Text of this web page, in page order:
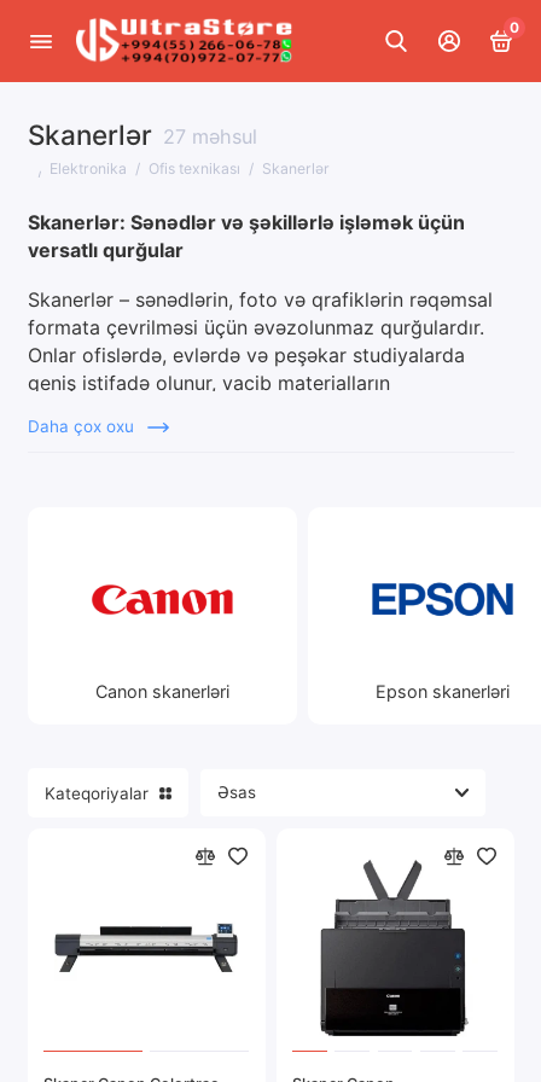
0
Skanerlər 27 məhsul
Elektronika Ofis texnikası Skanerlər
Smartfonlar və qadcetlər
Kompüterlər və komponentlər
Ofis texnikası
TV, audio və video
Server avadanlığı
Hamısını göstər
Skanerlər: Sənədlər və şəkillərlə işləmək üçün
versatlı qurğular
Skanerlər – sənədlərin, foto və qrafiklərin rəqəmsal
formata çevrilməsi üçün əvəzolunmaz qurğulardır.
Onlar ofislərdə, evlərdə və peşəkar studiyalarda
geniş istifadə olunur, vacib materialların
sadələşdirilməsinə kömək edir.
Şəkilləri, sənədləri və incə kitabları
rəqəmsallaşdırmaq üçün münasibdir.
təmin etmək.
On-the-go əməliyyatı üçün kompakt
Səyahətçilər və uzaq işçilər üçün böyük.
Slayd və film skanerləri:
Foto filmlərin və neqativlərin
rəqəmsallaşdırılması üçün xüsusi modellər.
İnşa edilmiş skanerlər olan MFP-lər:
Çap, köçürmə və skan etmək üçün all-in-
Skaner seçərkən əsas parametrlər
Daha çox oxu
Canon skanerləri Epson skanerləri
Kateqoriyalar